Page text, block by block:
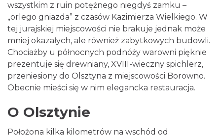
wszystkim z ruin potężnego niegdyś zamku –
„orlego gniazda” z czasów Kazimierza Wielkiego. W
tej jurajskiej miejscowości nie brakuje jednak może
mniej okazałych, ale również zabytkowych budowli.
Chociażby u północnych podnóży warowni pięknie
prezentuje się drewniany, XVIII-wieczny spichlerz,
przeniesiony do Olsztyna z miejscowości Borowno.
Obecnie mieści się w nim elegancka restauracja.
O Olsztynie
Położona kilka kilometrów na wschód od